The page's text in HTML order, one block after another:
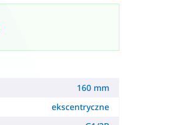
160 mm
ekscentryczne